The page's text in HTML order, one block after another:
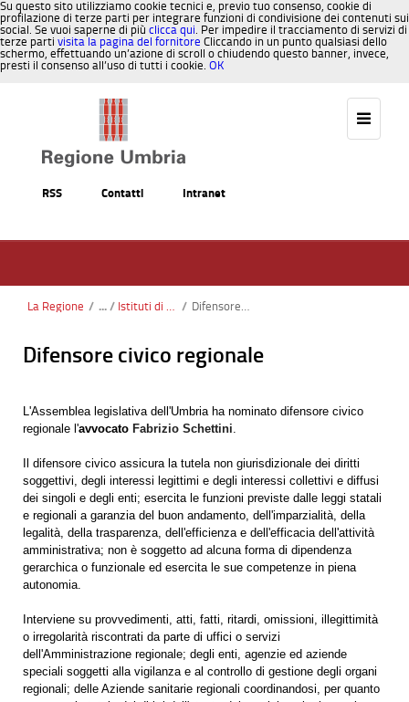
Su questo sito utilizziamo cookie tecnici e, previo tuo consenso, cookie di
profilazione di terze parti per integrare funzioni di condivisione dei contenuti sui
social. Se vuoi saperne di più clicca qui. Per impedire il tracciamento di servizi di
terze parti visita la pagina del fornitore Cliccando in un punto qualsiasi dello
schermo, effettuando un’azione di scroll o chiudendo questo banner, invece,
presti il consenso all’uso di tutti i cookie. OK
RSS Contatti Intranet
La Regione / Istituti di garanzia / Difensore civico regionale
Difensore civico regionale
L'Assemblea legislativa dell'Umbria ha nominato difensore civico
regionale l'avvocato Fabrizio Schettini
Il difensore civico assicura la tutela non giurisdizionale dei diritti
soggettivi, degli interessi legittimi e degli interessi collettivi e diffusi
dei singoli e degli enti; esercita le funzioni previste dalle leggi statali
e regionali a garanzia del buon andamento, dell'imparzialità, della
legalità, della trasparenza, dell'efficienza e dell'efficacia dell'attività
amministrativa; non è soggetto ad alcuna forma di dipendenza
gerarchica o funzionale ed esercita le sue competenze in piena
autonomia.
Interviene su provvedimenti, atti, fatti, ritardi, omissioni, illegittimità
o irregolarità riscontrati da parte di uffici o servizi
dell'Amministrazione regionale; degli enti, agenzie ed aziende
speciali soggetti alla vigilanza e al controllo di gestione degli organi
regionali; delle Aziende sanitarie regionali coordinandosi, per quanto